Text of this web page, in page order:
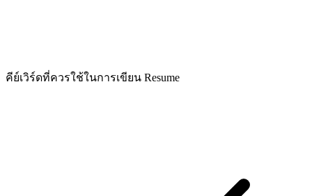
คีย์เวิร์ดที่ควรใช้ในการเขียน Resume